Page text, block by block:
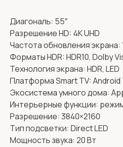
Диагональ: 55″
Разрешение HD: 4K UHD
Частота обновления экрана:
Форматы HDR: HDR10, Dolby
Технология экрана: HDR, LED
Платформа Smart TV: Android
Экосистема умного дома:
Интерьерные функции:
Разрешение: 3840×2160
Тип подсветки: Direct LED
Мощность звука: 20 Вт